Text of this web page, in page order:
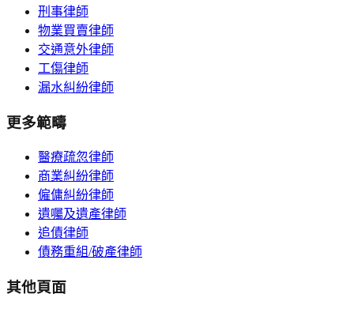
刑事律師
物業買賣律師
交通意外律師
工傷律師
漏水糾紛律師
更多範疇
醫療疏忽律師
商業糾紛律師
僱傭糾紛律師
遺囑及遺產律師
追債律師
債務重組/破產律師
其他頁面